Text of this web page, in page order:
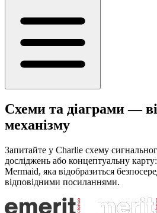
Схеми та діаграми —
механізму
Запитайте у Charlie схему
досліджень або концептуальну
Mermaid, яка відобразиться
відповідними посиланнями.